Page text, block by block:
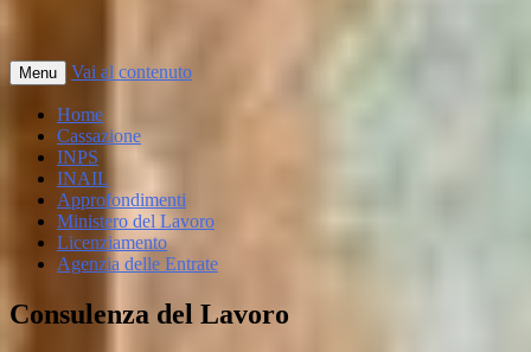
Menu Vai al contenuto
Home
Cassazione
INPS
INAIL
Approfondimenti
Ministero del Lavoro
Licenziamento
Agenzia delle Entrate
Consulenza del Lavoro